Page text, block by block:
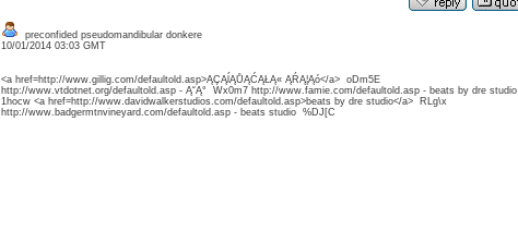
preconfided pseudomandibular donkere
10/01/2014 03:03 GMT
<a href=http://www.gillig.com/defaultold.asp>ĄÇĄĺĄŮĄĆĄŁĄ« ĄŔĄ¦Ąó</a> oDm5E
http://www.vtdotnet.org/defaultold.asp - Ą˘Ą° Wx0m7 http://www.famie.com/defaultold.asp - beats by dre studio
1hocw <a href=http://www.davidwalkerstudios.com/defaultold.asp>beats by dre studio</a> RLg\x
http://www.badgermtnvineyard.com/defaultold.asp - beats studio %DJ[C